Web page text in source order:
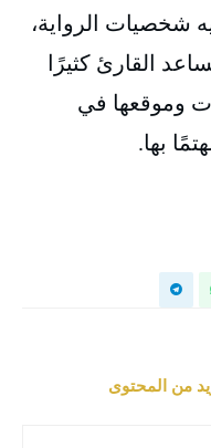
شخصيات الرواية،
القارئ كثيرًا
وموقعها في
بها.
من المحتوى